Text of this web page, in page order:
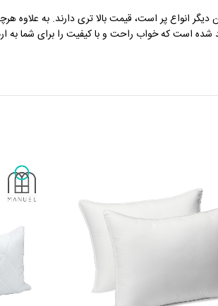
انواع پر است، قیمت بالا تری دارند. به علاوه